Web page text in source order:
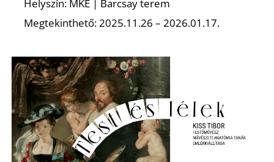
Helyszín: MKE | Barcsay terem
Megtekinthető: 2025.11.26 – 2026.01.17.